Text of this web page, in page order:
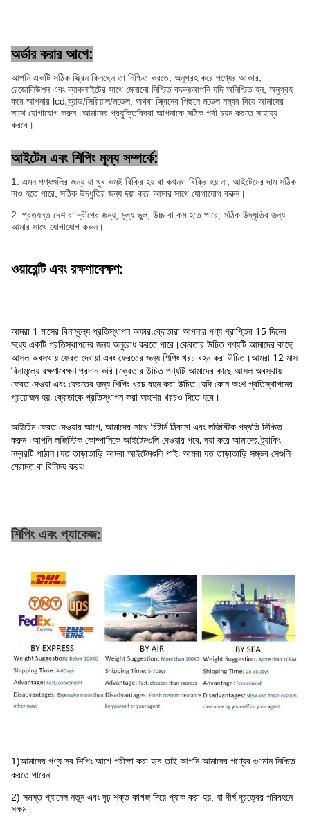
অর্ডার করার আগে:
আপনি একটি সঠিক স্ক্রিন কিনছেন তা নিশ্চিত করতে, অনুগ্রহ করে পণ্যের আকার,
রেজোলিউশন এবং ব্যাকলাইটের সাথে মেলানো নিশ্চিত করুন৷আপনি যদি অনিশ্চিত হন, অনুগ্রহ
করে আপনার lcd ব্র্যান্ড/সিরিয়াল/মডেল, অথবা স্ক্রিনের পিছনে মডেল নম্বর দিয়ে আমাদের
সাথে যোগাযোগ করুন।আমাদের প্রযুক্তিবিদরা আপনাকে সঠিক পর্দা চয়ন করতে সাহায্য
করবে।
আইটেম এবং শিপিং মূল্য সম্পর্কে:
1. এমন পণ্যগুলির জন্য যা খুব কমই বিক্রি হয় বা কখনও বিক্রি হয় না, আইটেমের দাম সঠিক
নাও হতে পারে, সঠিক উদ্ধৃতির জন্য দয়া করে আমার সাথে যোগাযোগ করুন।
2. প্রত্যন্ত দেশ বা দ্বীপের জন্য, মূল্য ভুল, উচ্চ বা কম হতে পারে, সঠিক উদ্ধৃতির জন্য
আমার সাথে যোগাযোগ করুন।
ওয়ারেন্টি এবং রক্ষণাবেক্ষণ:
আমরা 1 মাসের বিনামূল্যে প্রতিস্থাপন অফার.ক্রেতারা আপনার পণ্য প্রাপ্তির 15 দিনের
মধ্যে একটি প্রতিস্থাপনের জন্য অনুরোধ করতে পারে।ক্রেতার উচিত পণ্যটি আমাদের কাছে
আসল অবস্থায় ফেরত দেওয়া এবং ফেরতের জন্য শিপিং খরচ বহন করা উচিত।আমরা 12 মাস
বিনামূল্যে রক্ষণাবেক্ষণ প্রদান করি।ক্রেতার উচিত পণ্যটি আমাদের কাছে আসল অবস্থায়
ফেরত দেওয়া এবং ফেরতের জন্য শিপিং খরচ বহন করা উচিত।যদি কোন অংশ প্রতিস্থাপনের
প্রয়োজন হয়, ক্রেতাকে প্রতিস্থাপন করা অংশের খরচও দিতে হবে।
আইটেম ফেরত দেওয়ার আগে, আমাদের সাথে রিটার্ন ঠিকানা এবং লজিস্টিক পদ্ধতি নিশ্চিত
করুন।আপনি লজিস্টিক কোম্পানিকে আইটেমগুলি দেওয়ার পরে, দয়া করে আমাদের ট্র্যাকিং
নম্বরটি পাঠান।যত তাড়াতাড়ি আমরা আইটেমগুলি পাই, আমরা যত তাড়াতাড়ি সম্ভব সেগুলি
মেরামত বা বিনিময় করব৷
শিপিং এবং প্যাকেজ:
1)আমাদের পণ্য সব শিপিং আগে পরীক্ষা করা হবে.তাই আপনি আমাদের পণ্যের গুণমান নিশ্চিত
করতে পারেন
2) সমস্ত প্যানেল নতুন এবং দৃঢ় শক্ত কাগজ দিয়ে প্যাক করা হয়, যা দীর্ঘ দূরত্বের পরিবহনে
সক্ষম।